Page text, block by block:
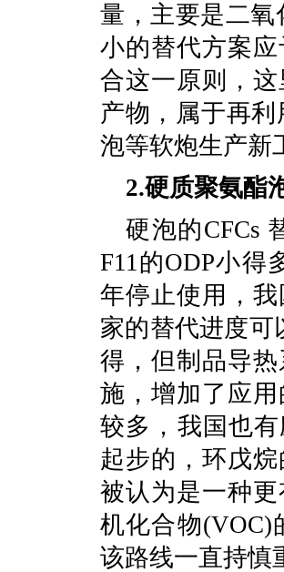
量，主要是二氧
小的替代方案
合这一原则，
产物，属于再
泡等软炮生产新
2.硬质聚氨酯
硬泡的CFCs
F11的ODP小得
年停止使用，
家的替代进度可
得，但制品导
施，增加了应
较多，我国也
起步的，环戊烷
被认为是一种
机化合物(VOC)
该路线一直持慎